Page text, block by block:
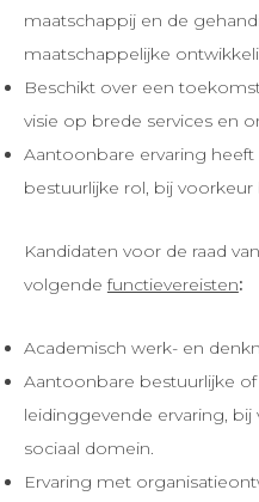
maatschappij en de
maatschappelijke
Beschikt over een
visie op brede services en
Aantoonbare ervaring
bestuurlijke rol, bij
Kandidaten voor de raad
volgendefunctievereisten:
Academisch werk- en
Aantoonbare bestuurlijke
leidinggevende ervaring,
sociaal domein.
Ervaring met